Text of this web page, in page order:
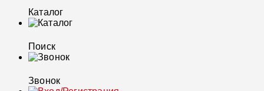
Каталог
Поиск
Звонок